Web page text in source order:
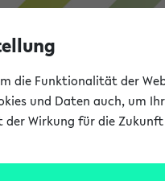
die Funktionalität der
und Daten auch, um
der Wirkung für die